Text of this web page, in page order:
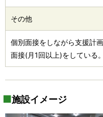
その他
個別面接をしながら支援計
面接(月1回以上)をしている。
施設イメージ